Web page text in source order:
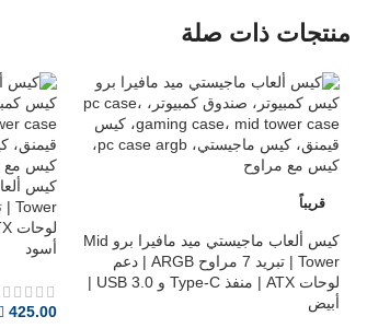
تحكم دقيق في
يدعم الذراع زوايا إمالة
مناسب لمختلف
صُمم الذراع ليتوافق مع مجموعة
البودكاست
البث المباشر
منتجات ذات صلة
قريباً
كيس ألعاب ماجيستي ميد مافيرا برو Mid
Tower | تبريد 7 مراوح ARGB | دعم
لوحات ATX | منفذ Type-C و USB 3.0 |
أبيض
أسود
425.00